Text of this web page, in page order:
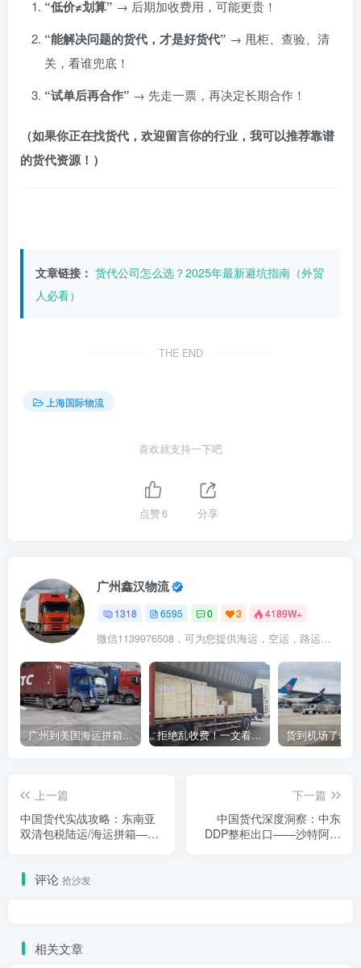
“低价≠划算” → 后期加收费用，可能更贵！
“能解决问题的货代，才是好货代” → 甩柜、查验、清
关，看谁兜底！
“试单后再合作” → 先走一票，再决定长期合作！
（如果你正在找货代，欢迎留言你的行业，我可以推荐靠谱
的货代资源！）
文章链接： 货代公司怎么选？2025年最新避坑指南（外贸
人必看）
THE END
上海国际物流
喜欢就支持一下吧
点赞6 分享
广州鑫汉物流
1318 6595 0 3 4189W+
微信1139976508，可为您提供海运，空运，路运，铁路运输
广州到美国海运拼箱多少钱？2024年最新运费构成+隐藏费用避坑指南 拒绝乱收费！一文看懂中国货代计费套路，教你避开所有隐形坑
上一篇
中国货代实战攻略：东南亚
双清包税陆运/海运拼箱——
下一篇
中国货代深度洞察：中东
DDP整柜出口——沙特阿联
评论 抢沙发
相关文章